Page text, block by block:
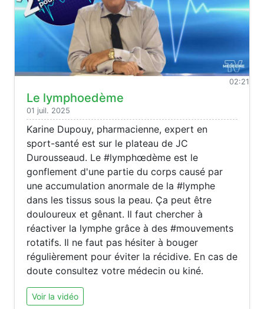
02:21
Le lymphoedème
01 juil. 2025
Karine Dupouy, pharmacienne, expert en
sport-santé est sur le plateau de JC
Durousseaud. Le #lymphœdème est le
gonflement d'une partie du corps causé par
une accumulation anormale de la #lymphe
dans les tissus sous la peau. Ça peut être
douloureux et gênant. Il faut chercher à
réactiver la lymphe grâce à des #mouvements
rotatifs. Il ne faut pas hésiter à bouger
régulièrement pour éviter la récidive. En cas de
doute consultez votre médecin ou kiné.
Voir la vidéo